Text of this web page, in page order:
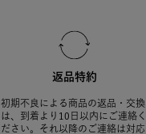
返品特約
初期不良による商品の返品・交換
は、到着より10日以内にご連絡く
ださい。それ以降のご連絡は対応